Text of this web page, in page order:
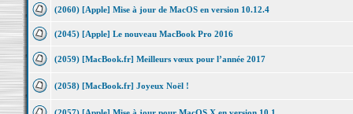
(2060) [Apple] Mise à jour de MacOS en version 10.12.4
(2045) [Apple] Le nouveau MacBook Pro 2016
(2059) [MacBook.fr] Meilleurs vœux pour l’année 2017
(2058) [MacBook.fr] Joyeux Noël !